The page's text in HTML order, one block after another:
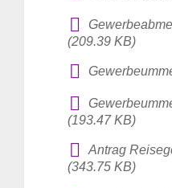
(209.39 KB)
(193.47 KB)
Antrag
(343.75 KB)